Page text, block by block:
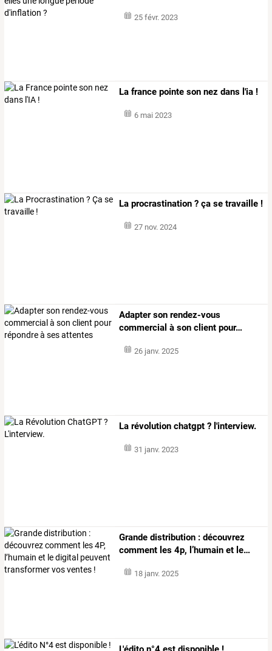
25 févr. 2023
La france pointe son nez dans l'ia !
6 mai 2023
La procrastination ? ça se travaille !
27 nov. 2024
Adapterson rendez-vous
commercial à son client pour…
26 janv. 2025
La révolution chatgpt ? l'interview.
31 janv. 2023
Grande distribution : découvrez
comment les 4p, l’humain et le…
18 janv. 2025